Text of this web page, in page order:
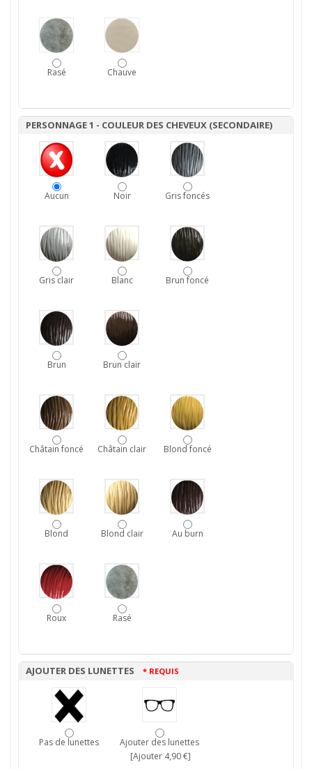
Rasé Chauve
PERSONNAGE 1 - COULEUR DES CHEVEUX (SECONDAIRE)
Aucun Noir Gris foncés
Gris clair Blanc Brun foncé
Brun Brun clair
Châtain foncé Châtain clair Blond foncé
Blond Blond clair Au burn
Roux Rasé
AJOUTER DES LUNETTES * REQUIS
Pas de lunettes
Ajouter des lunettes
[Ajouter 4,90 €]